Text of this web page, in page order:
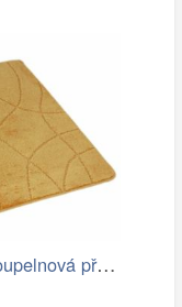
Kvalitex Koupelnová předložka Labyrint…